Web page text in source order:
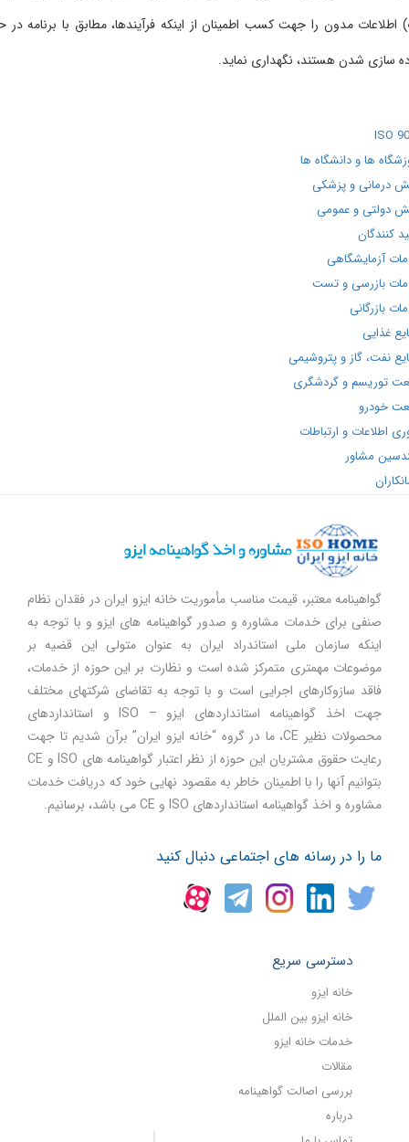
مدون را جهت کسب اطمینان از اینکه فرآیندها، مطابق با برنامه در حال
شدن هستند، نگهداری نماید.
ها و دانشگاه ها
و پزشکی
و عمومی
و تست
گاز و پتروشیمی
و گردشگری
و ارتباطات
مشاور
گواهینامه معتبر، قیمت مناسب مأموریت خانه ایزو ایران در فقدان نظام
صنفی برای خدمات مشاوره و صدور گواهینامه های ایزو و با توجه به
اینکه سازمان ملی استاندراد ایران به عنوان متولی این قضیه بر
موضوعات مهمتری متمرکز شده است و نظارت بر این حوزه از خدمات،
فاقد سازوکارهای اجرایی است و با توجه به تقاضای شرکتهای مختلف
جهت اخذ گواهینامه استانداردهای ایزو – ISO و استانداردهای
محصولات نظیر CE، ما در گروه “خانه ایزو ایران” برآن شدیم تا جهت
رعایت حقوق مشتریان این حوزه از نظر اعتبار گواهینامه های ISO و CE
بتوانیم آنها را با اطمینان خاطر به مقصود نهایی خود که دریافت خدمات
مشاوره و اخذ گواهینامه استانداردهای ISO و CE می باشد، برسانیم.
ما را در رسانه های اجتماعی دنبال کنید
دسترسی سریع
خانه ایزو
خانه ایزو بین الملل
خدمات خانه ایزو
مقالات
بررسی اصالت گواهینامه
درباره